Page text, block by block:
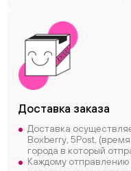
Доставка заказа
Доставка
Boxberry, 5Post,
города в который
Каждому